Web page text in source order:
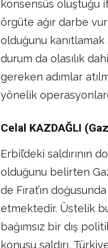
konsensüs oluştuğu
örgüte ağır darbe
olduğunu kanıtlamak
durum da olasılık
gereken adımlar
yönelik
Celal KAZDAĞLI
Erbil’deki saldırının
olduğunu belirten
de Fırat’ın
etmektedir. Üstelik
bağımsız bir dış
konusu saldırı,